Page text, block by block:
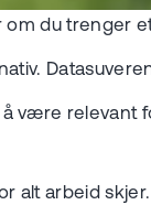
du trenger
være relevant
alt arbeid